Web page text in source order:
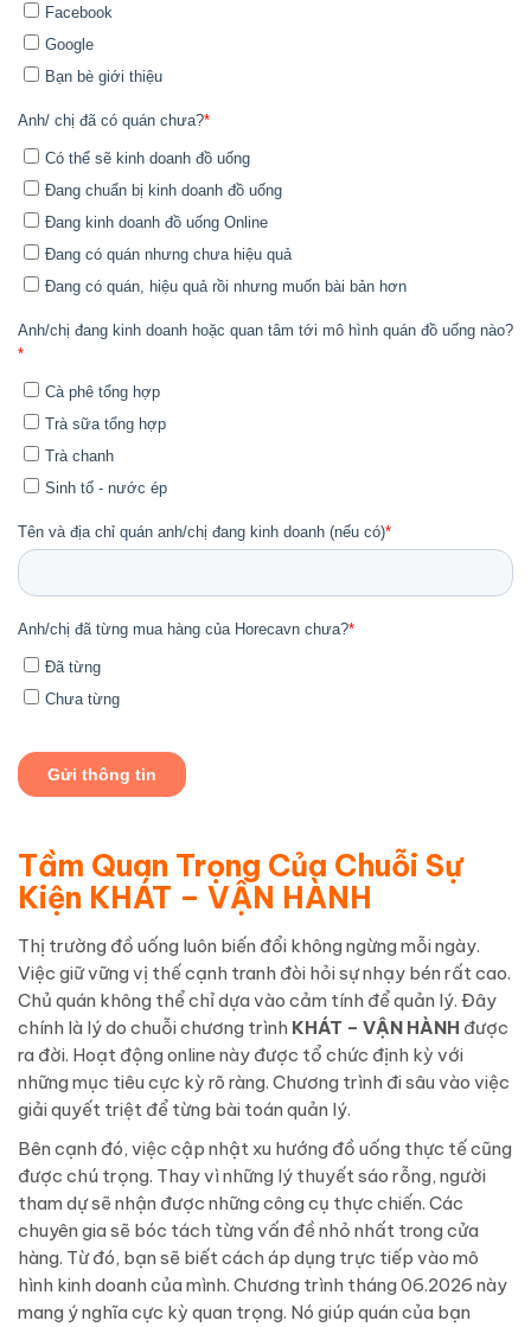
Tầm Quan Trọng Của Chuỗi Sự
Kiện KHÁT – VẬN HÀNH
Thị trường đồ uống luôn biến đổi không ngừng mỗi ngày.
Việc giữ vững vị thế cạnh tranh đòi hỏi sự nhạy bén rất cao.
Chủ quán không thể chỉ dựa vào cảm tính để quản lý. Đây
chính là lý do chuỗi chương trình KHÁT – VẬN HÀNH được
ra đời. Hoạt động online này được tổ chức định kỳ với
những mục tiêu cực kỳ rõ ràng. Chương trình đi sâu vào việc
giải quyết triệt để từng bài toán quản lý.
Bên cạnh đó, việc cập nhật xu hướng đồ uống thực tế cũng
được chú trọng. Thay vì những lý thuyết sáo rỗng, người
tham dự sẽ nhận được những công cụ thực chiến. Các
chuyên gia sẽ bóc tách từng vấn đề nhỏ nhất trong cửa
hàng. Từ đó, bạn sẽ biết cách áp dụng trực tiếp vào mô
hình kinh doanh của mình. Chương trình tháng 06.2026 này
mang ý nghĩa cực kỳ quan trọng. Nó giúp quán của bạn